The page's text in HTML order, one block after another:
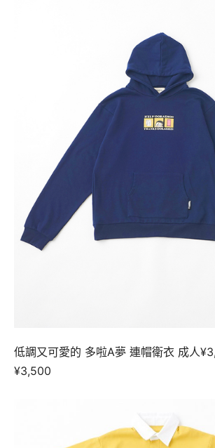
低調又可愛的 多啦A夢 連帽衛衣 成人
¥3,500